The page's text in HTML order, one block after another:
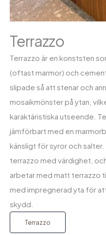
Terrazzo
Terrazzo är en konststen
(oftast marmor) och
slipade så att stenar och
mosaikmönster på ytan,
karaktäristiska utseende.
jämförbart med en
känsligt för syror och
terrazzo med värdighet,
arbetar med matt terrazzo
med impregnerad yta för
skydd.
Terrazzo